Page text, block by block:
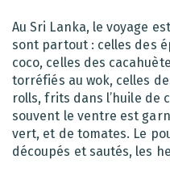
Au Sri Lanka, le voyage
sont partout : celles des
coco, celles des
torréfiés au wok, celles
rolls, frits dans l’huile de
souvent le ventre est
vert, et de tomates. Le
découpés et sautés, les